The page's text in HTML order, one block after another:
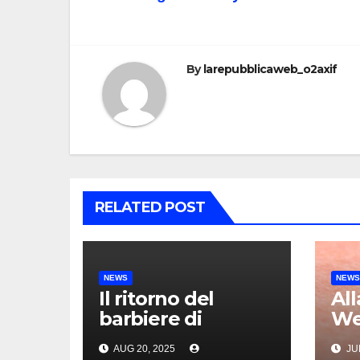
By larepubblicaweb_o2axif
RELATED POST
NEWS
Il ritorno del
barbiere di
quartiere: una
AUG 20, 2025
NEWS